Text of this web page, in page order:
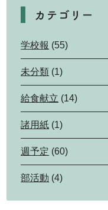
カテゴリー
学校報 (55)
未分類 (1)
給食献立 (14)
諸用紙 (1)
週予定 (60)
部活動 (4)